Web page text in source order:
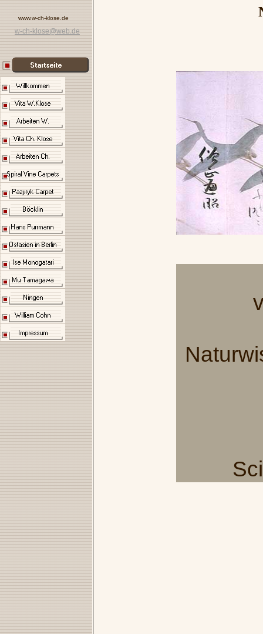
www.w-ch-klose.de
w-ch-klose@web.de